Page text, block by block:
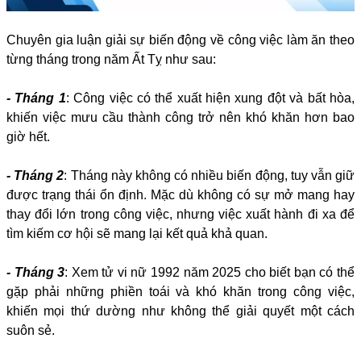
Chuyên gia luận giải sự biến động về công việc làm ăn theo
từng tháng trong năm Ất Tỵ như sau:
- Tháng 1: Công việc có thể xuất hiện xung đột và bất hòa,
khiến việc mưu cầu thành công trở nên khó khăn hơn bao
giờ hết.
- Tháng 2: Tháng này không có nhiều biến động, tuy vẫn giữ
được trạng thái ổn định. Mặc dù không có sự mở mang hay
thay đổi lớn trong công việc, nhưng việc xuất hành đi xa để
tìm kiếm cơ hội sẽ mang lại kết quả khả quan.
- Tháng 3: Xem tử vi nữ 1992 năm 2025 cho biết bạn có thể
gặp phải những phiền toái và khó khăn trong công việc,
khiến mọi thứ dường như không thể giải quyết một cách
suôn sẻ.